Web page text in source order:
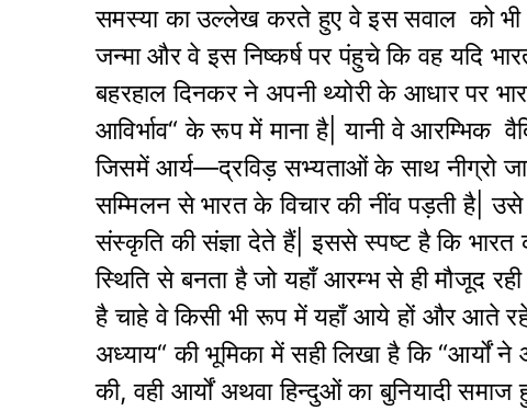
समस्या का उल्लेख करते हुए वे इस सवाल को भी
जन्मा और वे इस निष्कर्ष पर पंहुचे कि वह यदि
बहरहाल दिनकर ने अपनी थ्योरी के आधार पर
आविर्भाव“ के रूप में माना है| यानी वे आरम्भिक
जिसमें आर्य—द्रविड़ सभ्यताओं के साथ नीग्रो
सम्मिलन से भारत के विचार की नींव पड़ती है|
संस्कृति की संज्ञा देते हैं| इससे स्पष्ट है कि
स्थिति से बनता है जो यहाँ आरम्भ से ही मौजूद
है चाहे वे किसी भी रूप में यहाँ आये हों और आते
अध्याय“ की भूमिका में सही लिखा है कि “आर्यों
की, वही आर्यों अथवा हिन्दुओं का बुनियादी